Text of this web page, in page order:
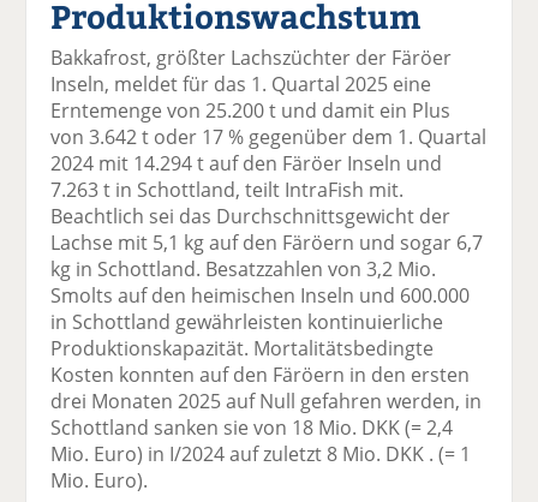
el
a
uf
F
ac
e
b
o
o
k
te
il
e
n
el
t
wi
tt
er
n
el
a
uf
Li
n
k
e
n
te
il
e
n
er
m
ai
l
er
se
d
e
n
Produktionswachstum
Bakkafrost, größter Lachszüchter der Färöer
Inseln, meldet für das 1. Quartal 2025 eine
Erntemenge von 25.200 t und damit ein Plus
von 3.642 t oder 17 % gegenüber dem 1. Quartal
2024 mit 14.294 t auf den Färöer Inseln und
7.263 t in Schottland, teilt IntraFish mit.
Beachtlich sei das Durchschnittsgewicht der
Lachse mit 5,1 kg auf den Färöern und sogar 6,7
kg in Schottland. Besatzzahlen von 3,2 Mio.
Smolts auf den heimischen Inseln und 600.000
in Schottland gewährleisten kontinuierliche
Produktionskapazität. Mortalitätsbedingte
Kosten konnten auf den Färöern in den ersten
drei Monaten 2025 auf Null gefahren werden, in
Schottland sanken sie von 18 Mio. DKK (= 2,4
Mio. Euro) in I/2024 auf zuletzt 8 Mio. DKK . (= 1
Mio. Euro).